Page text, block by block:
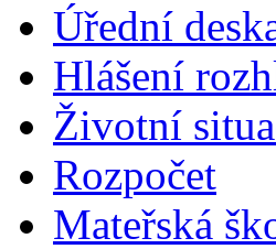
Úřední
Hlášení
Životní
Rozpočet
Mateřská